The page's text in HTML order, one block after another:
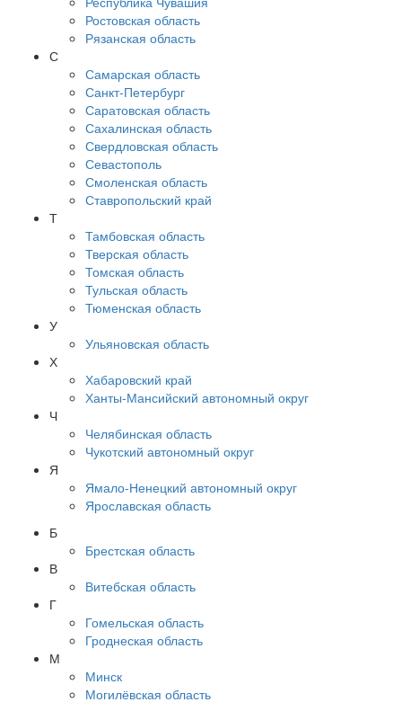
Ростовская область
Рязанская область
С
Самарская область
Санкт-Петербург
Саратовская область
Сахалинская область
Свердловская область
Севастополь
Смоленская область
Ставропольский край
Т
Тамбовская область
Тверская область
Томская область
Тульская область
Тюменская область
У
Ульяновская область
Х
Хабаровский край
Ханты-Мансийский автономный округ
Ч
Челябинская область
Чукотский автономный округ
Я
Ямало-Ненецкий автономный округ
Ярославская область
Б
Брестская область
В
Витебская область
Г
Гомельская область
Гроднеская область
М
Минск
Могилёвская область